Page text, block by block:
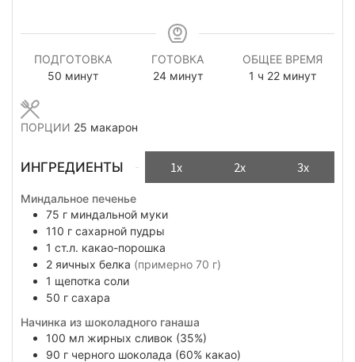
ПОДГОТОВКА
50 минуты
минут
ГОТОВКА
24минуты
минут
ОБЩЕЕ ВРЕМЯ
1 час
ч 22минуты
минут
ПОРЦИИ 25 макарон
ИНГРЕДИЕНТЫ 1x 2x 3x
Миндальное печенье
75 г миндальной муки
110 г сахарной пудры
1 ст.л. какао-порошка
2 яичных белка (примерно 70 г)
1 щепотка соли
50 г сахара
Начинка из шоколадного ганаша
100 мл жирных сливок (35%)
90 г черного шоколада (60% какао)